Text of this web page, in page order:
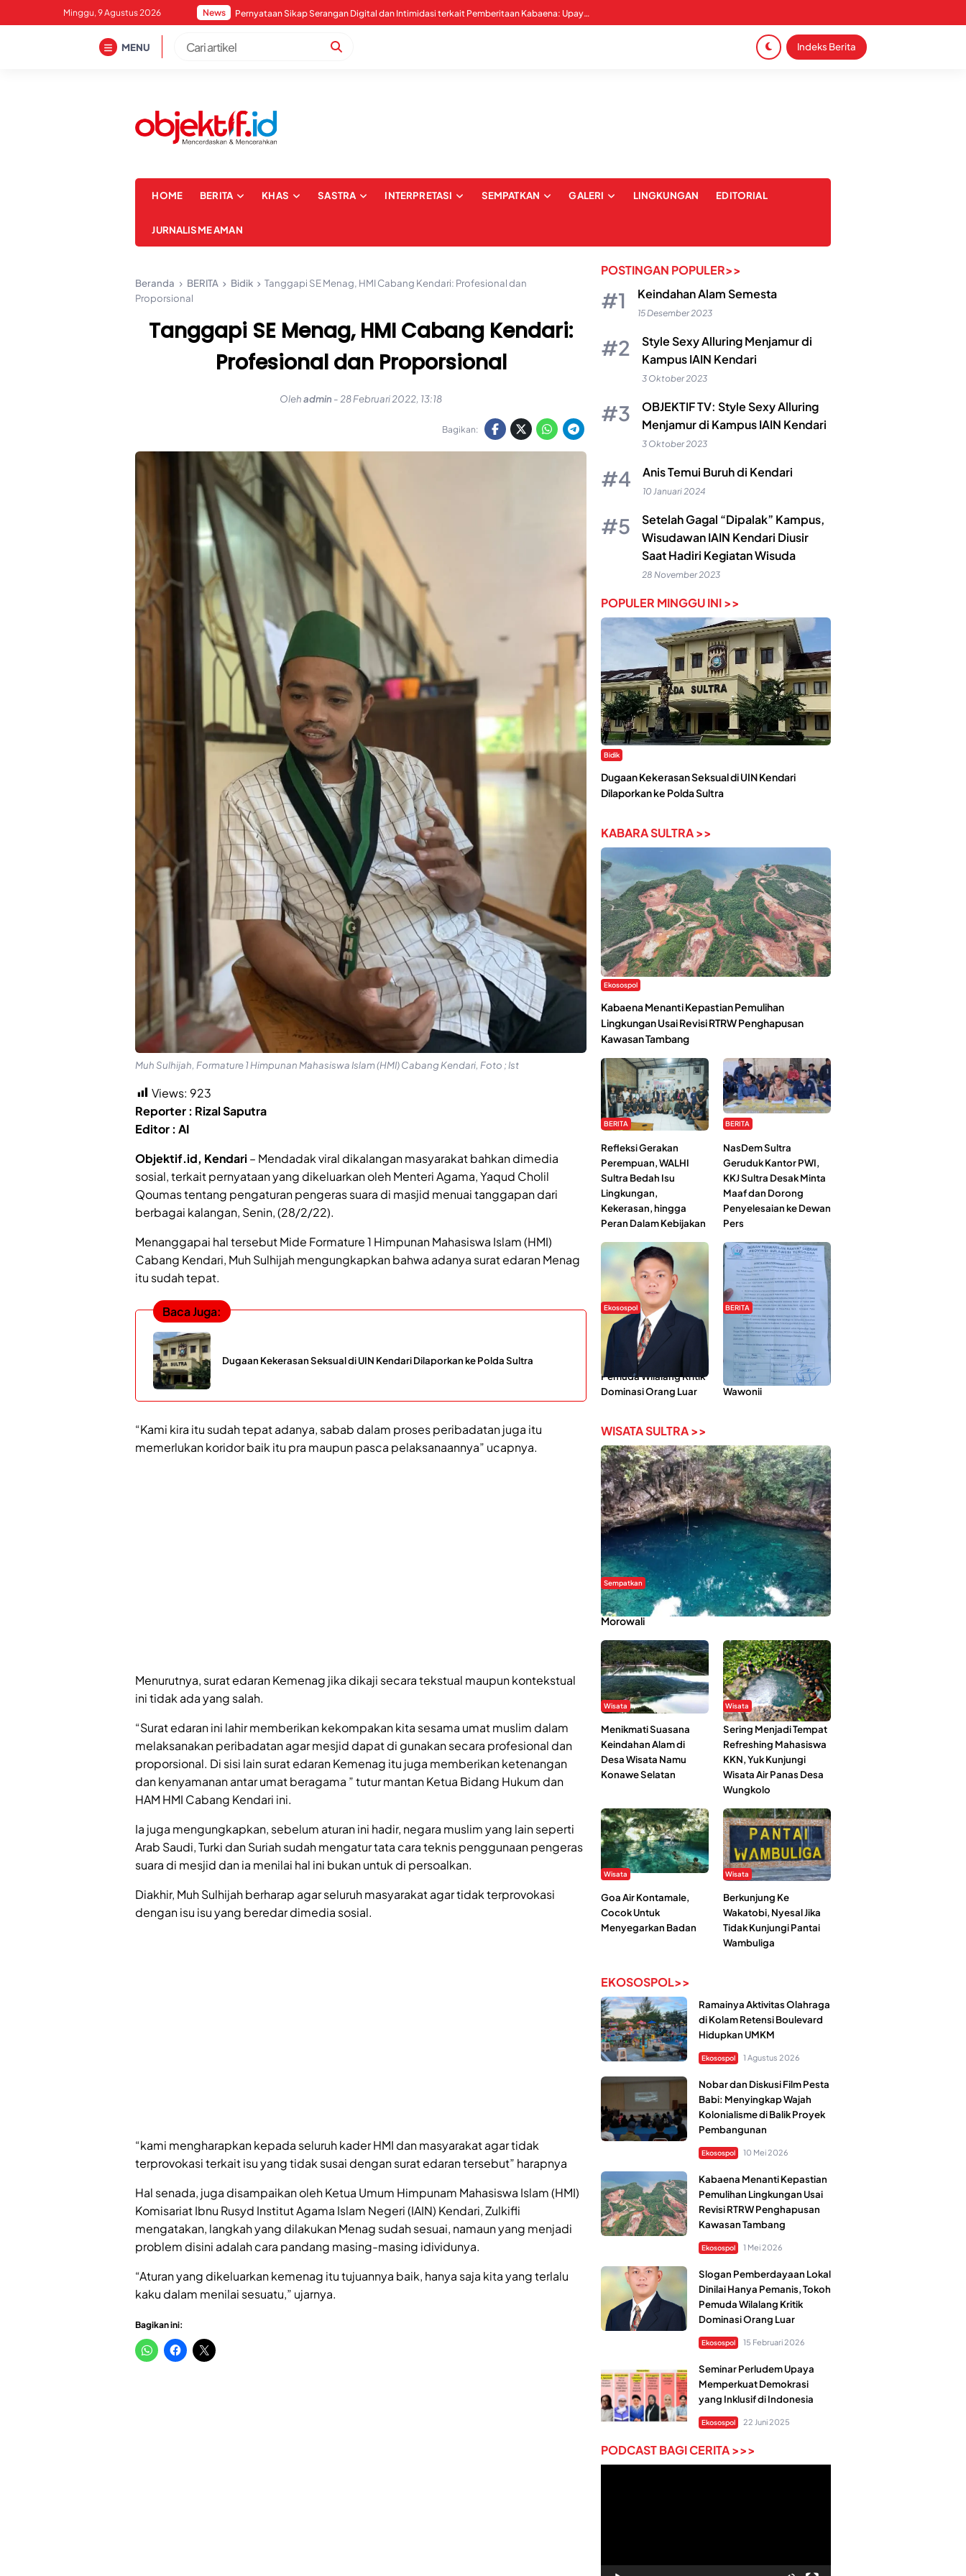
to
Minggu, 9 Agustus 2026 News Upaya Pembungkaman Ketua Dema FEBI Hingga Oknum Tak Dikenal, AJI: Ini Ancaman Kebebebasan Pers
MENU Indeks Berita
HOME BERITA KHAS SASTRA INTERPRETASI SEMPATKAN GALERI LINGKUNGAN EDITORIAL
JURNALISME AMAN
Beranda BERITA Bidik
Tanggapi SE Menag, HMI Cabang Kendari: Profesional dan
Proporsional
Tanggapi SE Menag, HMI Cabang Kendari:
Profesional dan Proporsional
Olehadmin - 28 Februari 2022, 13:18
Bagikan:
Muh Sulhijah, Formature 1 Himpunan Mahasiswa Islam (HMI) Cabang Kendari, Foto ; Ist
Views: 923
Reporter : Rizal Saputra
Editor : AI
Objektif.id, Kendari – Mendadak viral dikalangan masyarakat bahkan dimedia
sosial, terkait pernyataan yang dikeluarkan oleh Menteri Agama, Yaqud Cholil
Qoumas tentang pengaturan pengeras suara di masjid menuai tanggapan dari
berbagai kalangan, Senin, (28/2/22).
Menanggapai hal tersebut Mide Formature 1 Himpunan Mahasiswa Islam (HMI)
Cabang Kendari, Muh Sulhijah mengungkapkan bahwa adanya surat edaran Menag
itu sudah tepat.
Baca Juga:
Dugaan Kekerasan Seksual di UIN Kendari Dilaporkan ke Polda Sultra
“Kami kira itu sudah tepat adanya, sabab dalam proses peribadatan juga itu
memerlukan koridor baik itu pra maupun pasca pelaksanaannya” ucapnya.
Menurutnya, surat edaran Kemenag jika dikaji secara tekstual maupun kontekstual
ini tidak ada yang salah.
“Surat edaran ini lahir memberikan kekompakan kita sesama umat muslim dalam
melaksanakan peribadatan agar mesjid dapat di gunakan secara profesional dan
proporsional. Di sisi lain surat edaran Kemenag itu juga memberikan ketenangan
dan kenyamanan antar umat beragama ” tutur mantan Ketua Bidang Hukum dan
HAM HMI Cabang Kendari ini.
Ia juga mengungkapkan, sebelum aturan ini hadir, negara muslim yang lain seperti
Arab Saudi, Turki dan Suriah sudah mengatur tata cara teknis penggunaan pengeras
suara di mesjid dan ia menilai hal ini bukan untuk di persoalkan.
Diakhir, Muh Sulhijah berharap agar seluruh masyarakat agar tidak terprovokasi
dengan isu isu yang beredar dimedia sosial.
“kami mengharapkan kepada seluruh kader HMI dan masyarakat agar tidak
terprovokasi terkait isu yang tidak susai dengan surat edaran tersebut” harapnya
Hal senada, juga disampaikan oleh Ketua Umum Himpunam Mahasiswa Islam (HMI)
Komisariat Ibnu Rusyd Institut Agama Islam Negeri (IAIN) Kendari, Zulkifli
mengatakan, langkah yang dilakukan Menag sudah sesuai, namaun yang menjadi
problem disini adalah cara pandang masing-masing idividunya.
“Aturan yang dikeluarkan kemenag itu tujuannya baik, hanya saja kita yang terlalu
kaku dalam menilai sesuatu,” ujarnya.
Bagikan ini:
POSTINGAN POPULER>>
Keindahan Alam Semesta
15 Desember 2023
Style Sexy Alluring Menjamur di
Kampus IAIN Kendari
3 Oktober 2023
OBJEKTIF TV: Style Sexy Alluring
Menjamur di Kampus IAIN Kendari
3 Oktober 2023
Anis Temui Buruh di Kendari
10 Januari 2024
Setelah Gagal “Dipalak” Kampus,
Wisudawan IAIN Kendari Diusir
Saat Hadiri Kegiatan Wisuda
28 November 2023
POPULER MINGGU INI >>
Bidik
Dugaan Kekerasan Seksual di UIN Kendari
Dilaporkan ke Polda Sultra
KABARA SULTRA >>
Ekosospol
Kabaena Menanti Kepastian Pemulihan
Lingkungan Usai Revisi RTRW Penghapusan
Kawasan Tambang
BERITA
Refleksi Gerakan
Perempuan, WALHI
Sultra Bedah Isu
Lingkungan,
Kekerasan, hingga
Peran Dalam Kebijakan
BERITA
NasDem Sultra
Geruduk Kantor PWI,
KKJ Sultra Desak Minta
Maaf dan Dorong
Penyelesaian ke Dewan
Pers
Ekosospol
Slogan Pemberdayaan
Lokal Dinilai Hanya
Pemanis, Tokoh
Pemuda Wilalang Kritik
Dominasi Orang Luar
BERITA
Hipmawani Bersama
DPRD Sultra Sepakati
RDP Perihal IUP
Pertambangan di Pulau
Wawonii
WISATA SULTRA >>
Sempatkan
Danau Rebi-Rebi, Pesona Alam Tersembunyi di
Morowali
Wisata
Menikmati Suasana
Keindahan Alam di
Desa Wisata Namu
Konawe Selatan
Wisata
Sering Menjadi Tempat
Refreshing Mahasiswa
KKN, Yuk Kunjungi
Wisata Air Panas Desa
Wungkolo
Wisata
Goa Air Kontamale,
Cocok Untuk
Menyegarkan Badan
Wisata
Berkunjung Ke
Wakatobi, Nyesal Jika
Tidak Kunjungi Pantai
Wambuliga
EKOSOSPOL>>
Ramainya Aktivitas Olahraga
di Kolam Retensi Boulevard
Hidupkan UMKM
Ekosospol 1 Agustus 2026
Nobar dan Diskusi Film Pesta
Babi: Menyingkap Wajah
Kolonialisme di Balik Proyek
Pembangunan
Ekosospol 10 Mei 2026
Kabaena Menanti Kepastian
Pemulihan Lingkungan Usai
Revisi RTRW Penghapusan
Kawasan Tambang
Ekosospol 1 Mei 2026
Slogan Pemberdayaan Lokal
Dinilai Hanya Pemanis, Tokoh
Pemuda Wilalang Kritik
Dominasi Orang Luar
Ekosospol 15 Februari 2026
Seminar Perludem Upaya
Memperkuat Demokrasi
yang Inklusif di Indonesia
Ekosospol 22 Juni 2025
PODCAST BAGI CERITA >>>